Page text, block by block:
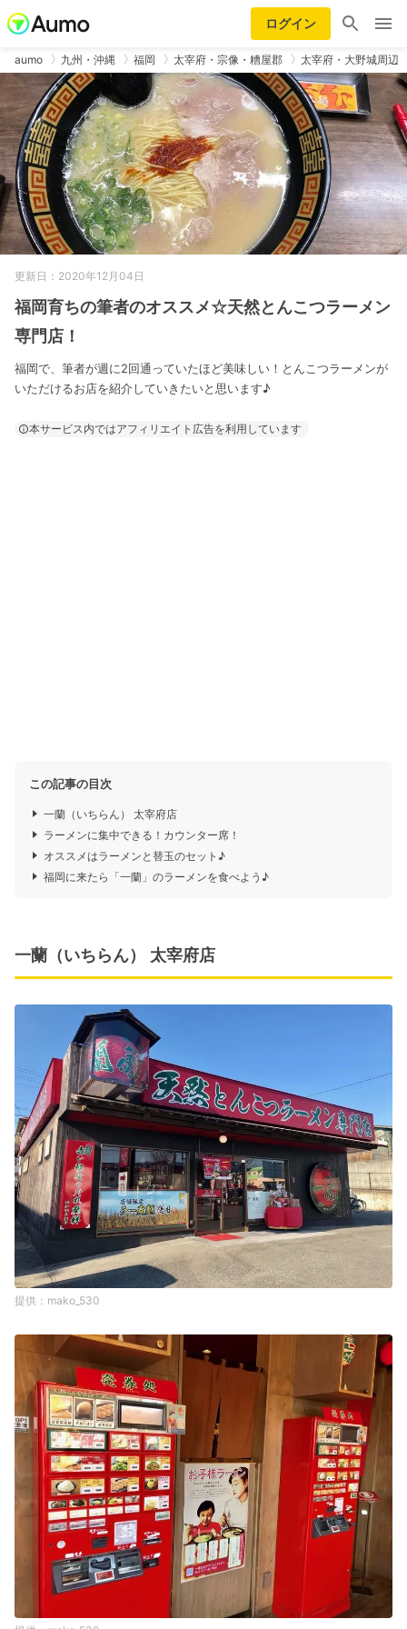
ログイン
aumo 九州・沖縄 福岡 太宰府・宗像・糟屋郡 太宰府・大野城周辺
更新日：2020年12月04日
福岡育ちの筆者のオススメ☆天然とんこつラーメン
専門店！
福岡で、筆者が週に2回通っていたほど美味しい！とんこつラーメンが
いただけるお店を紹介していきたいと思います♪
本サービス内ではアフィリエイト広告を利用しています
この記事の目次
一蘭（いちらん） 太宰府店
ラーメンに集中できる！カウンター席！
オススメはラーメンと替玉のセット♪
福岡に来たら「一蘭」のラーメンを食べよう♪
一蘭（いちらん） 太宰府店
mako_530